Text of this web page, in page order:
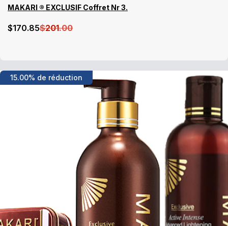
MAKARI ® EXCLUSIF Coffret Nr 3.
$170.85$201.00
15.00% de réduction